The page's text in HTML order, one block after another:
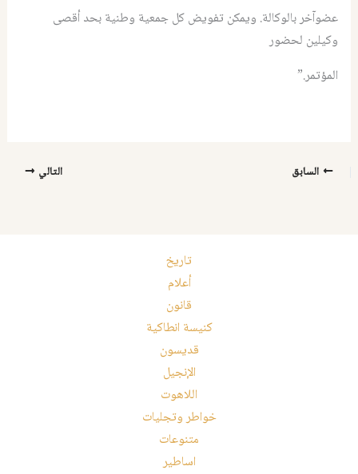
عضوآخر بالوكالة. ويمكن تفويض كل جمعية وطنية بحد أقصى
وكيلين لحضور
المؤتمر.”
السابق التالي
تاريخ
أعلام
قانون
كنيسة انطاكية
قديسون
الإنجيل
اللاهوت
خواطر وتجليات
متنوعات
اساطير